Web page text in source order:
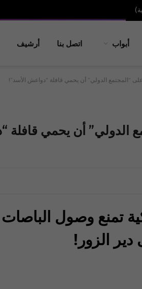
)
أبواب اتصل بنا أرشيف
على “المجتمع الدولي” أن يحمي قافلة “دواعش الأسد”!
الدولي” أن يحمي
تمنع وصول
الزور!